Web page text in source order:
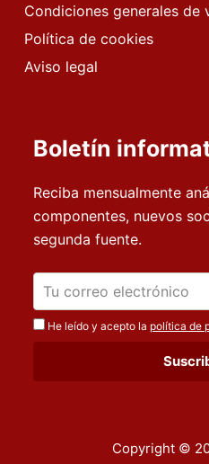
Condiciones generales de
Política de cookies
Aviso legal
Boletín
Reciba mensualmente
componentes, nuevos
segunda fuente.
He leído y acepto la política de
Copyright ©